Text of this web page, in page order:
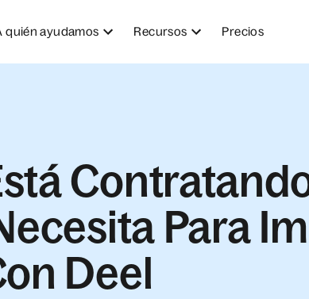
quién ayudamos Recursos Precios
Para
Deel